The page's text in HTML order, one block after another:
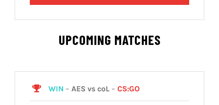
UPCOMING MATCHES
WIN –AES vs coL –CS:GO